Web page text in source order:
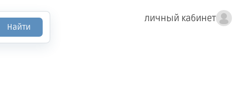
личный кабинет
Найти